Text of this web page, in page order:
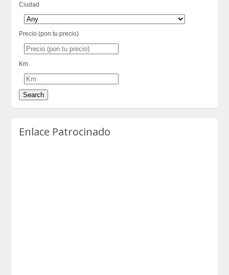
Ciudad
Precio (pon tu precio)
Km
Enlace Patrocinado